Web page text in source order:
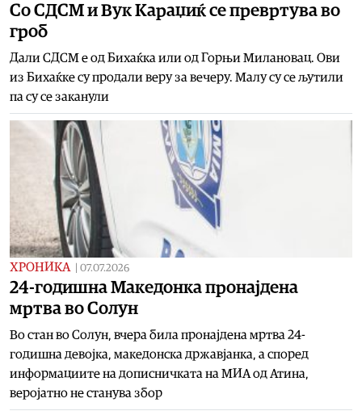
Со СДСМ и Вук Караџиќ се превртува во
гроб
Дали СДСМ е од Бихаќка или од Горњи Милановац. Ови
из Бихаќке су продали веру за вечеру. Малу су се љутили
па су се заканули
ХРОНИКА 07.07.2026
24-годишна Македонка пронајдена
мртва во Солун
Во стан во Солун, вчера била пронајдена мртва 24-
годишна девојка, македонска државјанка, а според
информациите на дописничката на МИА од Атина,
веројатно не станува збор